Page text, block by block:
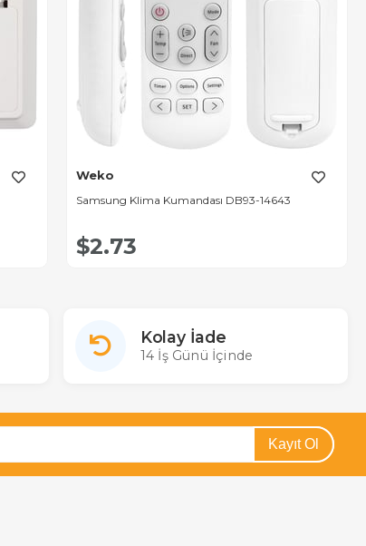
Weko
Samsung Klima Kumandası DB93-14643
$2.73
Kolay İade
14 İş Günü İçinde
Kayıt Ol